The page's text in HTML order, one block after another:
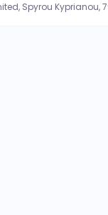
Spyrou Kyprianou,